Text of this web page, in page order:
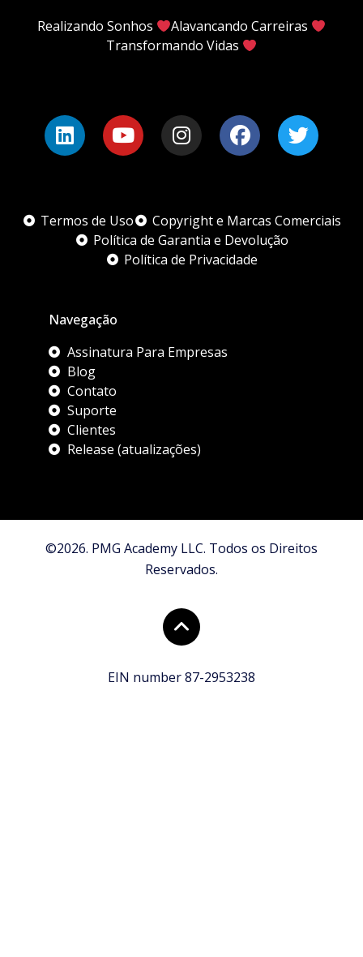
Realizando Sonhos
Alavancando Carreiras
Transformando Vidas
Termos de Uso
Copyright e Marcas Comerciais
Política de Garantia e Devolução
Política de Privacidade
Navegação
Assinatura Para Empresas
Blog
Contato
Suporte
Clientes
Release (atualizações)
©2026. PMG Academy LLC. Todos os Direitos
Reservados.
EIN number 87-2953238